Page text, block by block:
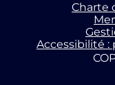
Charte
Accessibilité